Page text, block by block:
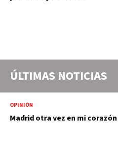
ÚLTIMAS NOTICIAS
OPINIÓN
Madrid otra vez en mi corazón